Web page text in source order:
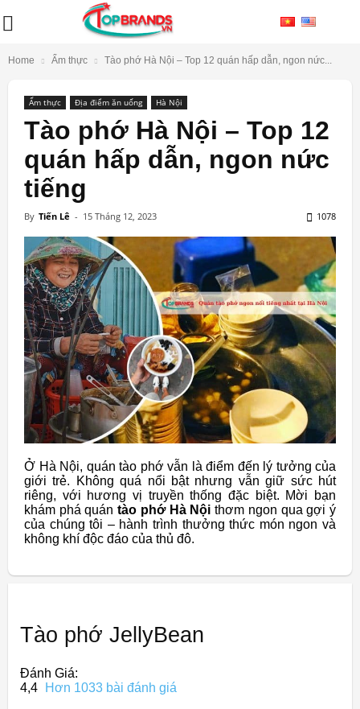
Home Ẩm thực Tào phớ Hà Nội – Top 12 quán hấp dẫn, ngon nức...
Ẩm thực Địa điểm ăn uống Hà Nội
Tào phớ Hà Nội – Top 12
quán hấp dẫn, ngon nức
tiếng
By Tiến Lê - 15 Tháng 12, 2023 1078
Ở Hà Nội, quán tào phớ vẫn là điểm đến lý tưởng của
giới trẻ. Không quá nổi bật nhưng vẫn giữ sức hút
riêng, với hương vị truyền thống đặc biệt. Mời bạn
khám phá quántào phớ Hà Nội thơm ngon qua gợi ý
của chúng tôi – hành trình thưởng thức món ngon và
không khí độc đáo của thủ đô.
Tào phớ JellyBean
Đánh Giá:
4,4
Hơn 1033 bài đánh giá